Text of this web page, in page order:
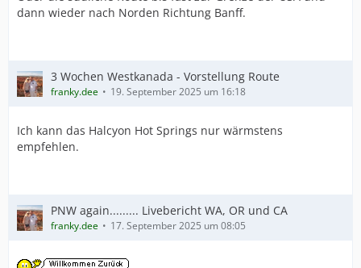
dann wieder nach Norden Richtung Banff.
3 Wochen Westkanada - Vorstellung Route
franky.dee 19. September 2025 um 16:18
Ich kann das Halcyon Hot Springs nur wärmstens
empfehlen.
PNW again......... Livebericht WA, OR und CA
franky.dee 17. September 2025 um 08:05